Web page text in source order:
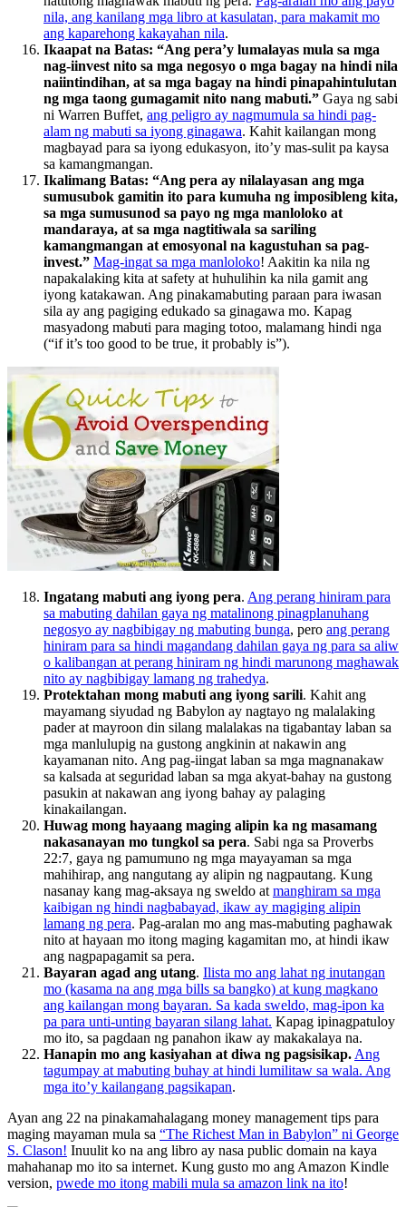
nila, ang kanilang mga libro at kasulatan, para makamit mo
ang kaparehong kakayahan nila.
Ikaapat na Batas: “Ang pera’y lumalayas mula sa mga
nag-iinvest nito sa mga negosyo o mga bagay na hindi nila
naiintindihan, at sa mga bagay na hindi pinapahintulutan
ng mga taong gumagamit nito nang mabuti.” Gaya ng sabi
ni Warren Buffet, ang peligro ay nagmumula sa hindi pag-
alam ng mabuti sa iyong ginagawa. Kahit kailangan mong
magbayad para sa iyong edukasyon, ito’y mas-sulit pa kaysa
sa kamangmangan.
Ikalimang Batas: “Ang pera ay nilalayasan ang mga
sumusubok gamitin ito para kumuha ng imposibleng kita,
sa mga sumusunod sa payo ng mga manloloko at
mandaraya, at sa mga nagtitiwala sa sariling
kamangmangan at emosyonal na kagustuhan sa pag-
invest.” Mag-ingat sa mga manloloko! Aakitin ka nila ng
napakalaking kita at safety at huhulihin ka nila gamit ang
iyong katakawan. Ang pinakamabuting paraan para iwasan
sila ay ang pagiging edukado sa ginagawa mo. Kapag
masyadong mabuti para maging totoo, malamang hindi nga
(“if it’s too good to be true, it probably is”).
Ingatang mabuti ang iyong pera. Ang perang hiniram para
sa mabuting dahilan gaya ng matalinong pinagplanuhang
negosyo ay nagbibigay ng mabuting bunga, pero ang perang
hiniram para sa hindi magandang dahilan gaya ng para sa aliw
o kalibangan at perang hiniram ng hindi marunong maghawak
nito ay nagbibigay lamang ng trahedya.
Protektahan mong mabuti ang iyong sarili. Kahit ang
mayamang siyudad ng Babylon ay nagtayo ng malalaking
pader at mayroon din silang malalakas na tigabantay laban sa
mga manlulupig na gustong angkinin at nakawin ang
kayamanan nito. Ang pag-iingat laban sa mga magnanakaw
sa kalsada at seguridad laban sa mga akyat-bahay na gustong
pasukin at nakawan ang iyong bahay ay palaging
kinakailangan.
Huwag mong hayaang maging alipin ka ng masamang
nakasanayan mo tungkol sa pera. Sabi nga sa Proverbs
22:7, gaya ng pamumuno ng mga mayayaman sa mga
mahihirap, ang nangutang ay alipin ng nagpautang. Kung
nasanay kang mag-aksaya ng sweldo at manghiram sa mga
kaibigan ng hindi nagbabayad, ikaw ay magiging alipin
lamang ng pera. Pag-aralan mo ang mas-mabuting paghawak
nito at hayaan mo itong maging kagamitan mo, at hindi ikaw
ang nagpapagamit sa pera.
Bayaran agad ang utang. Ilista mo ang lahat ng inutangan
mo (kasama na ang mga bills sa bangko) at kung magkano
ang kailangan mong bayaran. Sa kada sweldo, mag-ipon ka
pa para unti-unting bayaran silang lahat. Kapag ipinagpatuloy
mo ito, sa pagdaan ng panahon ikaw ay makakalaya na.
Hanapin mo ang kasiyahan at diwa ng pagsisikap. Ang
tagumpay at mabuting buhay at hindi lumilitaw sa wala. Ang
mga ito’y kailangang pagsikapan.
Ayan ang 22 na pinakamahalagang money management tips para
maging mayaman mula sa “The Richest Man in Babylon” ni George
S. Clason! Inuulit ko na ang libro ay nasa public domain na kaya
mahahanap mo ito sa internet. Kung gusto mo ang Amazon Kindle
version, pwede mo itong mabili mula sa amazon link na ito!